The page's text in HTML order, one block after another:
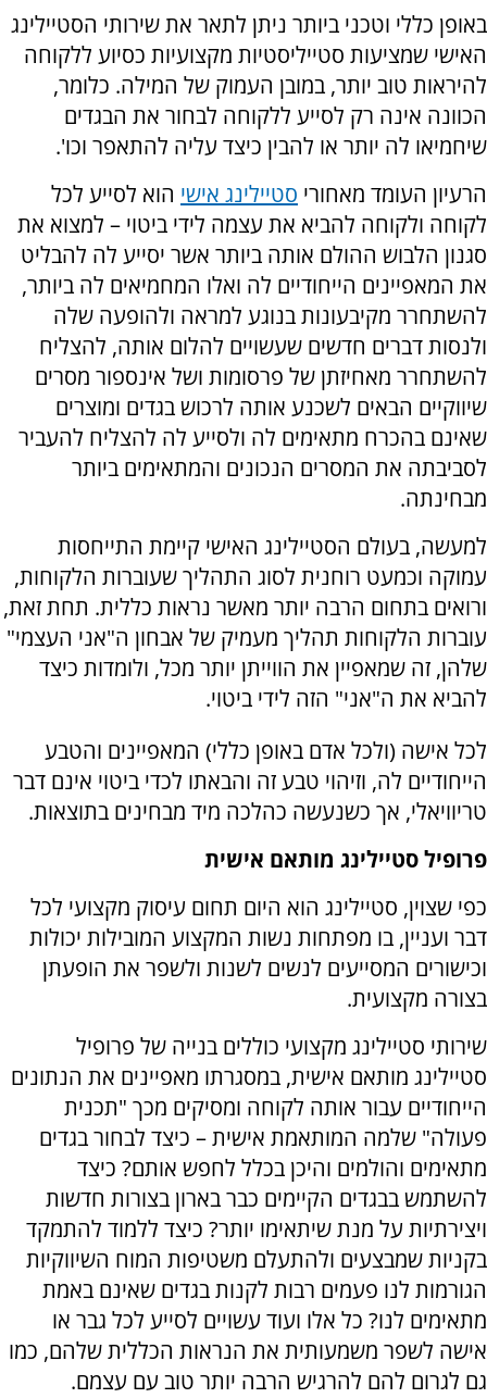
באופן כללי וטכני ביותר ניתן לתאר את שירותי הסטיילינג
האישי שמציעות סטייליסטיות מקצועיות כסיוע ללקוחה
להיראות טוב יותר, במובן העמוק של המילה. כלומר,
הכוונה אינה רק לסייע ללקוחה לבחור את הבגדים
שיחמיאו לה יותר או להבין כיצד עליה להתאפר וכו'.
הרעיון העומד מאחורי סטיילינג אישי הוא לסייע לכל
לקוחה ולקוחה להביא את עצמה לידי ביטוי – למצוא את
סגנון הלבוש ההולם אותה ביותר אשר יסייע לה להבליט
את המאפיינים הייחודיים לה ואלו המחמיאים לה ביותר,
להשתחרר מקיבעונות בנוגע למראה ולהופעה שלה
ולנסות דברים חדשים שעשויים להלום אותה, להצליח
להשתחרר מאחיזתן של פרסומות ושל אינספור מסרים
שיווקיים הבאים לשכנע אותה לרכוש בגדים ומוצרים
שאינם בהכרח מתאימים לה ולסייע לה להצליח להעביר
לסביבתה את המסרים הנכונים והמתאימים ביותר
מבחינתה.
למעשה, בעולם הסטיילינג האישי קיימת התייחסות
עמוקה וכמעט רוחנית לסוג התהליך שעוברות הלקוחות,
ורואים בתחום הרבה יותר מאשר נראות כללית. תחת זאת,
עוברות הלקוחות תהליך מעמיק של אבחון ה"אני העצמי"
שלהן, זה שמאפיין את הווייתן יותר מכל, ולומדות כיצד
להביא את ה"אני" הזה לידי ביטוי.
לכל אישה (ולכל אדם באופן כללי) המאפיינים והטבע
הייחודיים לה, וזיהוי טבע זה והבאתו לכדי ביטוי אינם דבר
טריוויאלי, אך כשנעשה כהלכה מיד מבחינים בתוצאות.
פרופיל סטיילינג מותאם אישית
כפי שצוין, סטיילינג הוא היום תחום עיסוק מקצועי לכל
דבר ועניין, בו מפתחות נשות המקצוע המובילות יכולות
וכישורים המסייעים לנשים לשנות ולשפר את הופעתן
בצורה מקצועית.
שירותי סטיילינג מקצועי כוללים בנייה של פרופיל
סטיילינג מותאם אישית, במסגרתו מאפיינים את הנתונים
הייחודיים עבור אותה לקוחה ומסיקים מכך "תכנית
פעולה" שלמה המותאמת אישית – כיצד לבחור בגדים
מתאימים והולמים והיכן בכלל לחפש אותם? כיצד
להשתמש בבגדים הקיימים כבר בארון בצורות חדשות
ויצירתיות על מנת שיתאימו יותר? כיצד ללמוד להתמקד
בקניות שמבצעים ולהתעלם משטיפות המוח השיווקיות
הגורמות לנו פעמים רבות לקנות בגדים שאינם באמת
מתאימים לנו? כל אלו ועוד עשויים לסייע לכל גבר או
אישה לשפר משמעותית את הנראות הכללית שלהם, כמו
גם לגרום להם להרגיש הרבה יותר טוב עם עצמם.